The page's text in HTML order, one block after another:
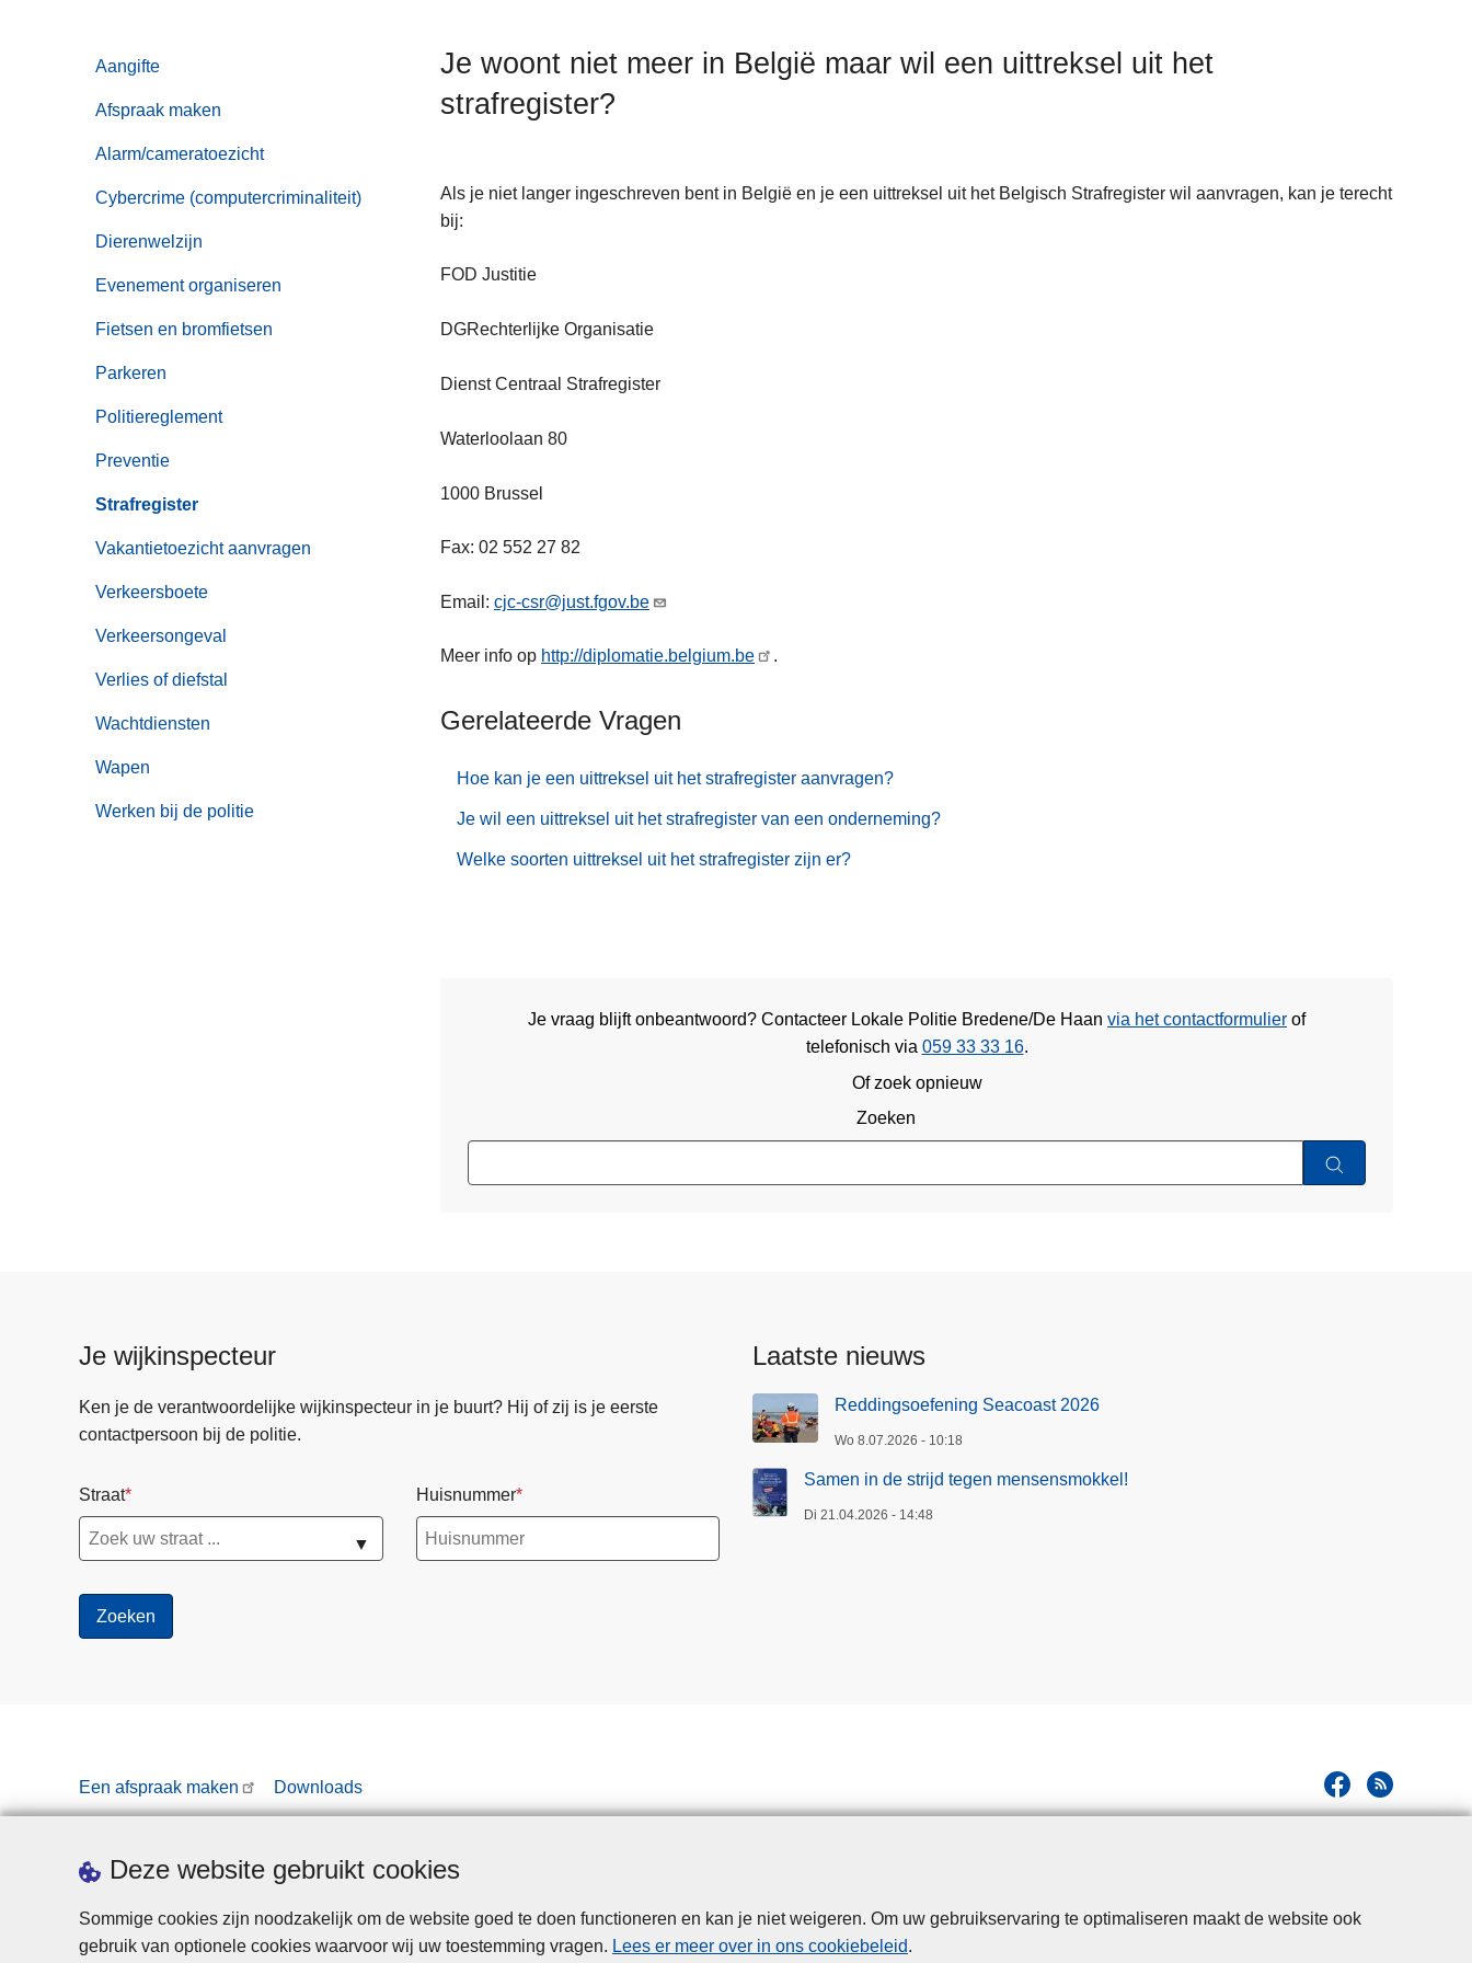
Deze website gebruikt cookies
Sommige cookies zijn noodzakelijk om de website goed te doen functioneren en kan je niet weigeren. Om uw gebruikservaring te optimaliseren maakt de website ook
gebruik van optionele cookies waarvoor wij uw toestemming vragen. Lees er meer over in ons cookiebeleid.
Aangifte
Afspraak maken
Alarm/cameratoezicht
Cybercrime (computercriminaliteit)
Dierenwelzijn
Evenement organiseren
Fietsen en bromfietsen
Parkeren
Politiereglement
Preventie
Strafregister
Vakantietoezicht aanvragen
Verkeersboete
Verkeersongeval
Verlies of diefstal
Wachtdiensten
Wapen
Werken bij de politie
Je woont niet meer in België maar wil een uittreksel uit het
strafregister?
Als je niet langer ingeschreven bent in België en je een uittreksel uit het Belgisch Strafregister wil aanvragen, kan je terecht
bij:
FOD Justitie
DGRechterlijke Organisatie
Dienst Centraal Strafregister
Waterloolaan 80
1000 Brussel
Fax: 02 552 27 82
Email: cjc-csr@just.fgov.be
Meer info op http://diplomatie.belgium.be .
Gerelateerde Vragen
Hoe kan je een uittreksel uit het strafregister aanvragen?
Je wil een uittreksel uit het strafregister van een onderneming?
Welke soorten uittreksel uit het strafregister zijn er?
Je vraag blijft onbeantwoord? Contacteer Lokale Politie Bredene/De Haan via het contactformulier of
telefonisch via 059 33 33 16.
Of zoek opnieuw
Zoeken
Je wijkinspecteur
Ken je de verantwoordelijke wijkinspecteur in je buurt? Hij of zij is je eerste
contactpersoon bij de politie.
Straat
▼
Huisnummer
Laatste nieuws
Reddingsoefening Seacoast 2026
Wo 8.07.2026 - 10:18
Samen in de strijd tegen mensensmokkel!
Di 21.04.2026 - 14:48
Een afspraak maken Downloads
Disclaimer Privacy Cookies Toegankelijkheid